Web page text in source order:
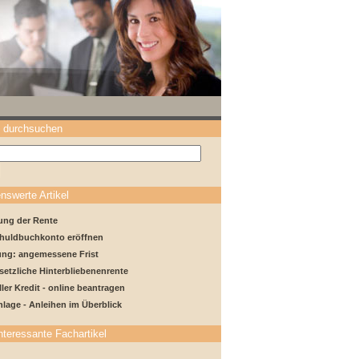
durchsuchen
Artikel
der Rente
eröffnen
angemessene Frist
Hinterbliebenenrente
Kredit - online beantragen
- Anleihen im Überblick
Fachartikel